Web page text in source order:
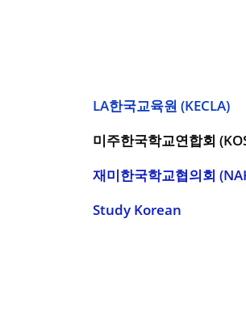
LA한국교육원 (KECLA)
미주한국학교연합회
재미한국학교협의회
Study Korean